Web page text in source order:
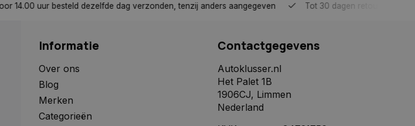
uur besteld dezelfde dag verzonden, tenzij anders aangegeven Tot 30 dagen retour sturen.
Informatie
Over ons
Blog
Merken
Categorieën
Contactgegevens
Autoklusser.nl
Het Palet 1B
1906CJ, Limmen
Nederland
Dit cookie wordt gebruikt om een identificatiecode
sessie ID wordt gebruikt om een veilige en
consistente gebruikerservaring te behouden, ervoor
te zorgen dat pagina wijzigingen of item selecties
worden onthouden van pagina naar pagina. Het slaat
geen persoonlijke gegevens op.
Deze cookie wordt gebruikt om onderscheid te